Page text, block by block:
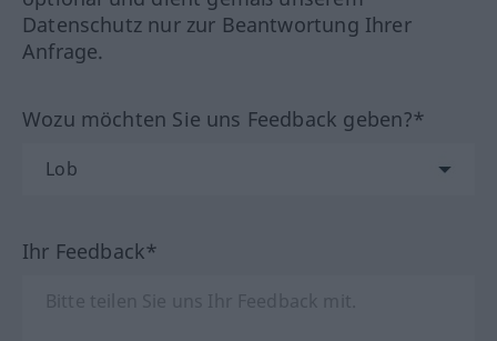
Datenschutz nur zur Beantwortung Ihrer
Anfrage.
Wozu möchten Sie uns Feedback geben?*
Ihr Feedback*